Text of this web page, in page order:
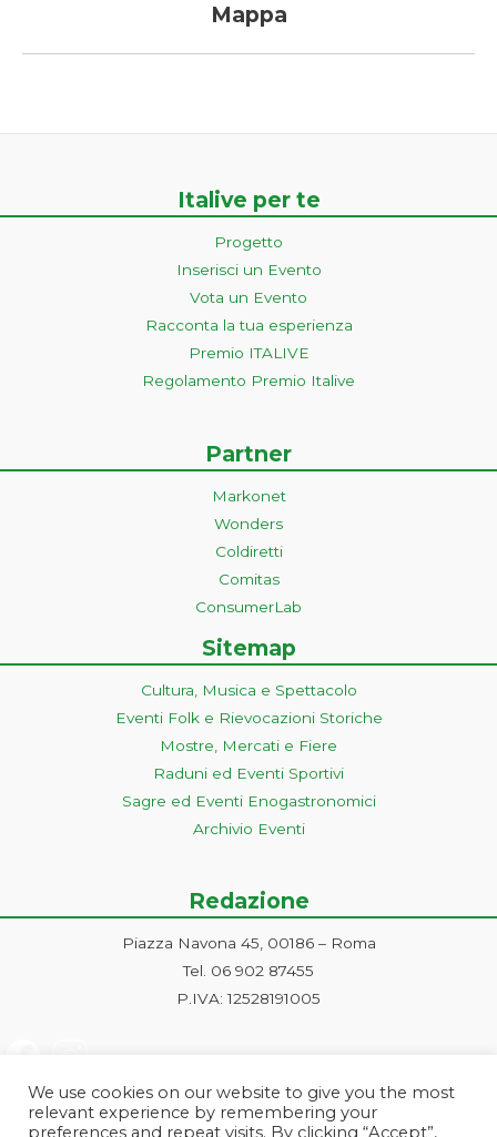
Mappa
Italive per te
Progetto
Inserisci un Evento
Vota un Evento
Racconta la tua esperienza
Premio ITALIVE
Regolamento Premio Italive
Partner
Markonet
Wonders
Coldiretti
Comitas
ConsumerLab
Sitemap
Cultura, Musica e Spettacolo
Eventi Folk e Rievocazioni Storiche
Mostre, Mercati e Fiere
Raduni ed Eventi Sportivi
Sagre ed Eventi Enogastronomici
Archivio Eventi
Redazione
Piazza Navona 45, 00186 – Roma
Tel. 06 902 87455
P.IVA: 12528191005
We use cookies on our website to give you the most
relevant experience by remembering your
preferences and repeat visits. By clicking “Accept”,